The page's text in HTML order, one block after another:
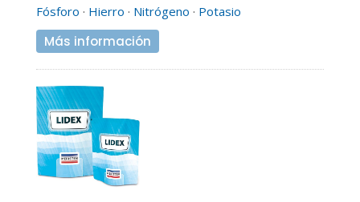
Fósforo · Hierro · Nitrógeno · Potasio
Más información